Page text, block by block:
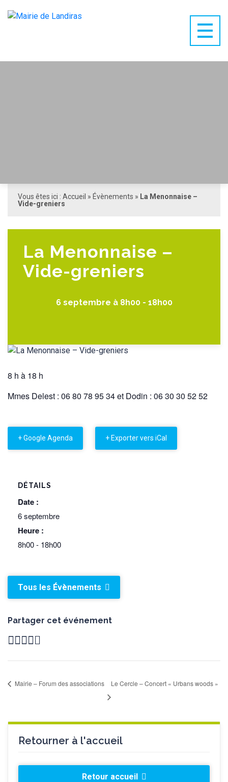
Vous êtes ici : Accueil » Évènements » La Menonnaise –
Vide-greniers
La Menonnaise –
Vide-greniers
6 septembre à 8h00- 18h00
8 h à 18 h
Mmes Delest : 06 80 78 95 34 et Dodin : 06 30 30 52 52
+ Google Agenda + Exporter vers iCal
DÉTAILS
Date :
6 septembre
Heure :
8h00 - 18h00
Tous les Évènements
Partager cet événement
Mairie – Forum des associations Le Cercle – Concert « Urbans woods »
Retourner à l'accueil
Retour accueil